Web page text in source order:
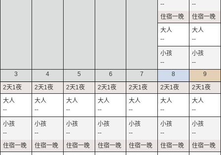
--
--
--
--
--
--
3
--
--
4
--
--
5
--
--
6
--
--
7
--
--
8
--
--
9
--
--